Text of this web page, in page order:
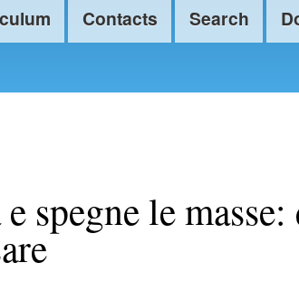
Contacts Search
spegne le